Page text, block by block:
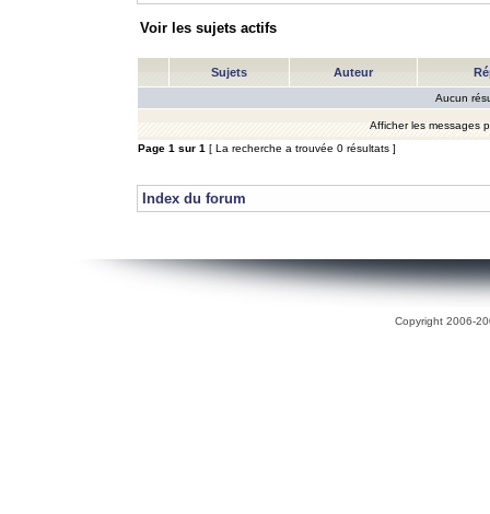
Voir les sujets actifs
Sujets Auteur
Aucun
Afficher les messages
Page 1 sur 1 [ La recherche a trouvée 0 résultats ]
Index du forum
Copyright 2006-